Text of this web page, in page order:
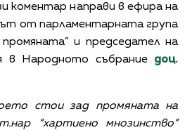
коментар направи в ефира на
от парламентарната група
и председател на
в Народното събрание доц.
стои зад промяната на
“хартиено мнозинство”